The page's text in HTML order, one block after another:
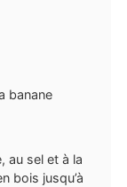
banane
au sel et à la
bois jusqu’à